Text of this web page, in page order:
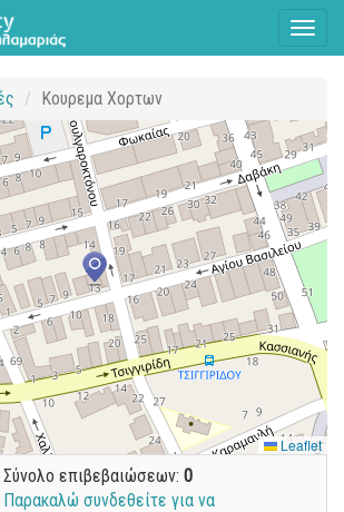
Κουρεμα Χορτων
Leaflet
Σύνολο επιβεβαιώσεων: 0
Παρακαλώ συνδεθείτε για να